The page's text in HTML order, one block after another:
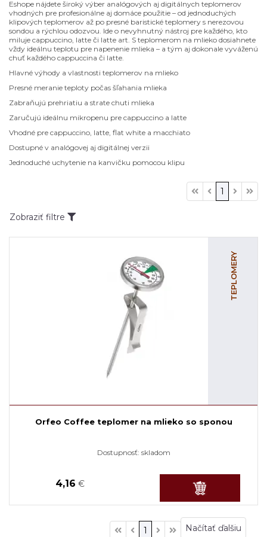
Eshope nájdete široký výber analógových aj digitálnych teplomerov
vhodných pre profesionálne aj domáce použitie – od jednoduchých
klipových teplomerov až po presné baristické teplomery s nerezovou
sondou a rýchlou odozvou. Ide o nevyhnutný nástroj pre každého, kto
miluje cappuccino, latte či latte art. S teplomerom na mlieko dosiahnete
vždy ideálnu teplotu pre napenenie mlieka – a tým aj dokonale vyváženú
chuť každého cappuccina či latte.
Hlavné výhody a vlastnosti teplomerov na mlieko
Presné meranie teploty počas šľahania mlieka
Zabraňujú prehriatiu a strate chuti mlieka
Zaručujú ideálnu mikropenu pre cappuccino a latte
Vhodné pre cappuccino, latte, flat white a macchiato
Dostupné v analógovej aj digitálnej verzii
Jednoduché uchytenie na kanvičku pomocou klipu
1
Zobraziť filtre
TEPLOMERY
Orfeo Coffee teplomer na mlieko so sponou
Dostupnosť: skladom
4,16 €
Načítať ďalšiu
1